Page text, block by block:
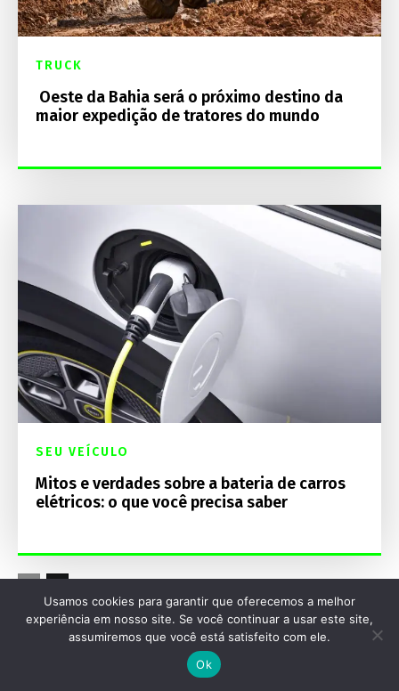
TRUCK
Oeste da Bahia será o próximo destino da
maior expedição de tratores do mundo
SEU VEÍCULO
Mitos e verdades sobre a bateria de carros
elétricos: o que você precisa saber
Destaques Mecânica Online
Usamos cookies para garantir que oferecemos a melhor
experiência em nosso site. Se você continuar a usar este site,
assumiremos que você está satisfeito com ele.
Ok